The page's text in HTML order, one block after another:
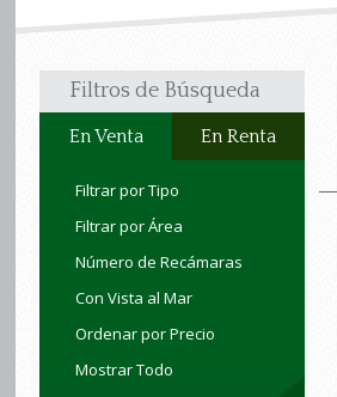
Filtros de Búsqueda
En Venta En Renta
Filtrar por Tipo
Filtrar por Área
Número de Recámaras
Con Vista al Mar
Ordenar por Precio
Mostrar Todo